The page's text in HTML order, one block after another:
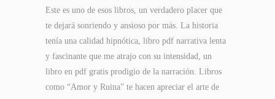
Este es uno de esos libros, un verdadero placer que
te dejará sonriendo y ansioso por más. La historia
tenía una calidad hipnótica, libro pdf narrativa lenta
y fascinante que me atrajo con su intensidad, un
libro en pdf gratis prodigio de la narración. Libros
como “Amor y Ruina” te hacen apreciar el arte de